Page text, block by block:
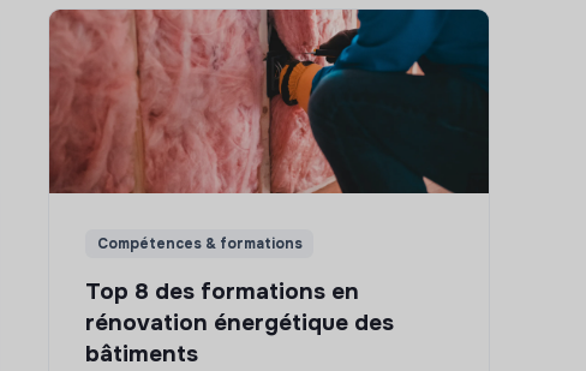
Compétences & formations
Top 8 des formations en
rénovation énergétique des
bâtiments